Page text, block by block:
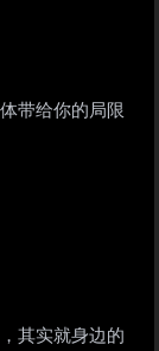
带给你的局限
其实就身边的